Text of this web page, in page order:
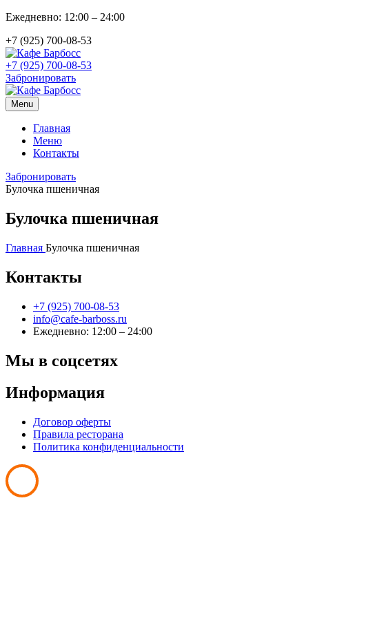
Ежедневно: 12:00 – 24:00
+7 (925) 700-08-53
+7 (925) 700-08-53
Забронировать
Menu
Главная
Меню
Контакты
Забронировать
Булочка пшеничная
Булочка пшеничная
Главная Булочка пшеничная
Контакты
+7 (925) 700-08-53
info@cafe-barboss.ru
Ежедневно: 12:00 – 24:00
Мы в соцсетях
Информация
Договор оферты
Правила ресторана
Политика конфиденциальности